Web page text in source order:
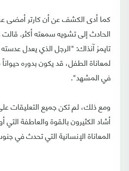
كما أدى الكشف عن أن كارتر أمضى
الحادث إلى تشويه سمعته أكثر.
تايمز آنذاك: "الرجل الذي يعدل
لمعاناة الطفل، قد يكون بدوره
في المشهد".
ومع ذلك، لم تكن جميع التعليقات
أشاد الكثيرون بالقوة والعاطفة
المعاناة الإنسانية التي تحدث في